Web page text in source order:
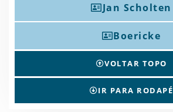
Jan Scholten
Boericke
VOLTAR TOPO
IR PARA RODAPÉ